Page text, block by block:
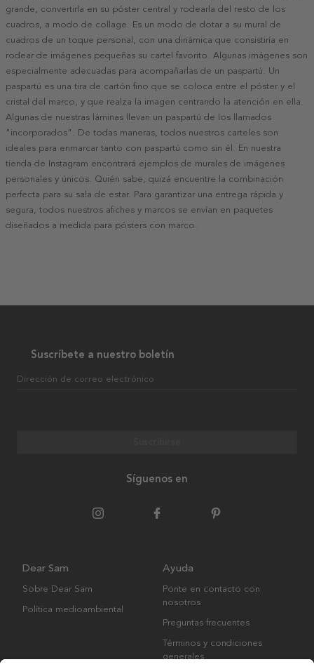
grande, convertirla en su póster central y rodearla del resto de los
cuadros, a modo de collage. Es un modo de dotar a su mural de
cuadros de un toque personal, con una dinámica que consistiría en
rodear de imágenes pequeñas su cartel favorito. Algunas imágenes son
especialmente adecuadas para acompañarlas de un paspartú. Un
paspartú es una tira de cartón fino que se coloca entre el póster y el
cristal del marco, y que realza la imagen centrando la atención en ella.
Algunas de nuestras láminas llevan un paspartú de los llamados
"incorporados". De todas maneras, todos nuestros carteles son
ideales para enmarcar tanto con paspartú como sin él. En nuestra
tienda de Instagram encontrará ejemplos de murales de imágenes
personales y únicos. Quién sabe, quizá encuentre la combinación
perfecta para su sala de estar. Para garantizar una entrega rápida y
segura, todos nuestros afiches y marcos se envían en paquetes
diseñados a medida para pósters con marco.
Suscríbete a nuestro boletín
Dirección de correo electrónico
Síguenos en
Dear Sam
Sobre Dear Sam
Política medioambiental
Ayuda
Ponte en contacto con
nosotros
Preguntas frecuentes
Términos y condiciones
generales